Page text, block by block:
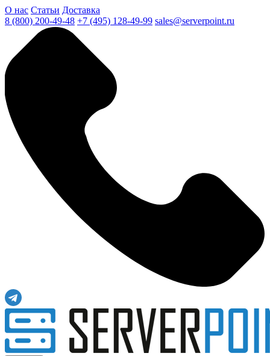
О нас Статьи Доставка
8 (800) 200-49-48 +7 (495) 128-49-99 sales@serverpoint.ru